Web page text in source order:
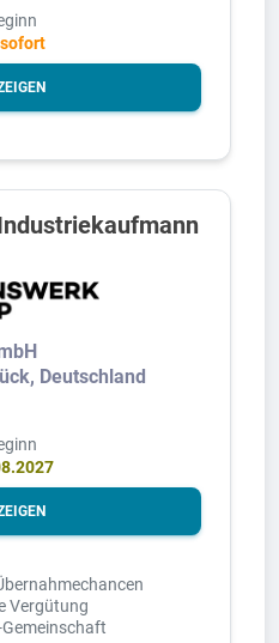
Deutschland
Vergütung